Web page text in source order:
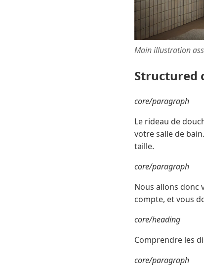
Main illustration
Structured
core/paragraph
Le rideau de
votre salle de
taille.
core/paragraph
Nous allons donc
compte, et vous
core/heading
Comprendre les
core/paragraph